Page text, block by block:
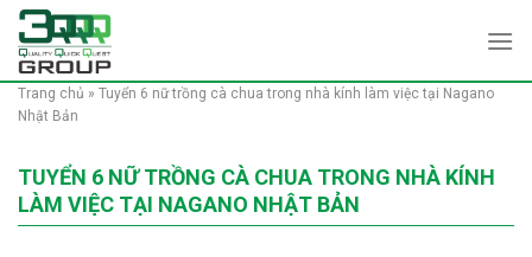
Skip
content
Trang chủ » Tuyển 6 nữ trồng cà chua trong nhà kính làm việc tại Nagano
Nhật Bản
TUYỂN 6 NỮ TRỒNG CÀ CHUA TRONG NHÀ KÍNH
LÀM VIỆC TẠI NAGANO NHẬT BẢN